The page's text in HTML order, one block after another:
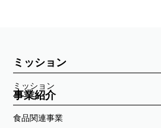
ミッション
ミッション
事業紹介
食品関連事業